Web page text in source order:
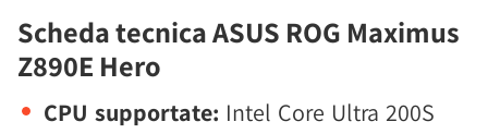
Scheda tecnica ASUS ROG Maximus
Z890E Hero
CPU supportate: Intel Core Ultra 200S